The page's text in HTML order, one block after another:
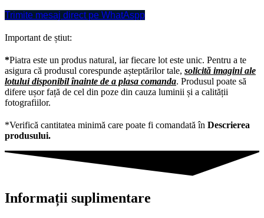
Pentru
Keraflex
S1
Alb
-
sac
25
Trimite mesaj direct pe WhatAspp
Important de știut:
*Piatra este un produs natural, iar fiecare lot este unic. Pentru a te
asigura că produsul corespunde așteptărilor tale, solicită imagini ale
lotului disponibil înainte de a plasa comanda. Produsul poate să
difere ușor față de cel din poze din cauza luminii și a calității
fotografiilor.
*Verifică cantitatea minimă care poate fi comandată în Descrierea
produsului.
Informații suplimentare